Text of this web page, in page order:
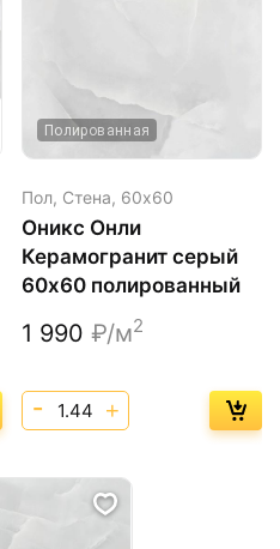
Полированная
Пол, Стена, 60х60
Оникс Онли
Керамогранит серый
60х60 полированный
1 990 ₽/м2